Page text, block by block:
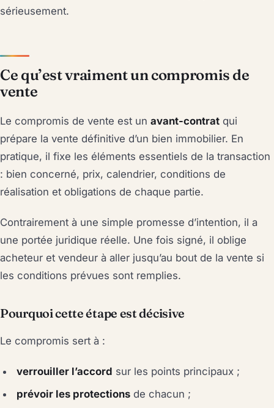
sérieusement.
Ce qu’est vraiment un compromis de
vente
Le compromis de vente est un avant-contrat qui
prépare la vente définitive d’un bien immobilier. En
pratique, il fixe les éléments essentiels de la transaction
: bien concerné, prix, calendrier, conditions de
réalisation et obligations de chaque partie.
Contrairement à une simple promesse d’intention, il a
une portée juridique réelle. Une fois signé, il oblige
acheteur et vendeur à aller jusqu’au bout de la vente si
les conditions prévues sont remplies.
Pourquoi cette étape est décisive
Le compromis sert à :
verrouiller l’accord sur les points principaux ;
prévoir les protections de chacun ;